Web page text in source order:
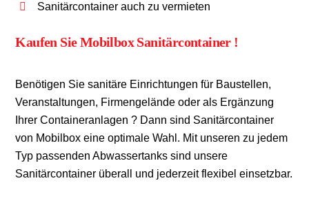
Sanitärcontainer auch zu vermieten
Kaufen Sie Mobilbox Sanitärcontainer !
Benötigen Sie sanitäre Einrichtungen für Baustellen,
Veranstaltungen, Firmengelände oder als Ergänzung
Ihrer Containeranlagen ? Dann sind Sanitärcontainer
von Mobilbox eine optimale Wahl. Mit unseren zu jedem
Typ passenden Abwassertanks sind unsere
Sanitärcontainer überall und jederzeit flexibel einsetzbar.